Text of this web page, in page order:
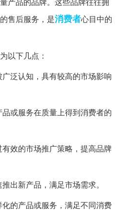
售后服务，是消费者心目中的
以下几点：
泛认知，具有较高的市场影响
或服务在质量上得到消费者的
效的市场推广策略，提高品牌
出新产品，满足市场需求。
的产品或服务，满足不同消费